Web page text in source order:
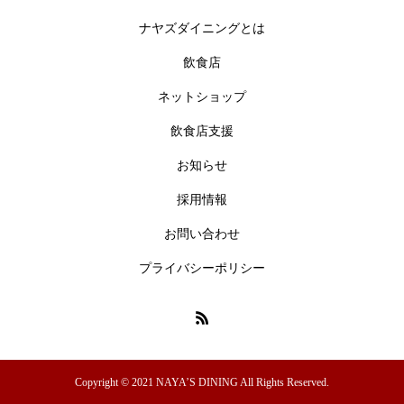
ナヤズダイニングとは
飲食店
ネットショップ
飲食店支援
お知らせ
採用情報
お問い合わせ
プライバシーポリシー
Copyright © 2021 NAYA’S DINING All Rights Reserved.